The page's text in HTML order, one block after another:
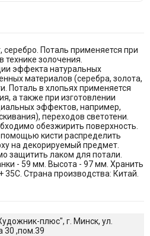
серебро. Поталь применяется при
технике золочения.
эффекта натуральных
материалов (серебра, золота,
Поталь в хлопьях применяется
а также при изготовлении
эффектов, например,
переходов светотени.
обезжирить поверхность.
кисти распределить
на декорируемый предмет.
защитить лаком для потали.
- 59 мм. Высота - 97 мм. Хранить
35С. Страна производства: Китай.
плюс", г. Минск, ул.
30 ,пом.39